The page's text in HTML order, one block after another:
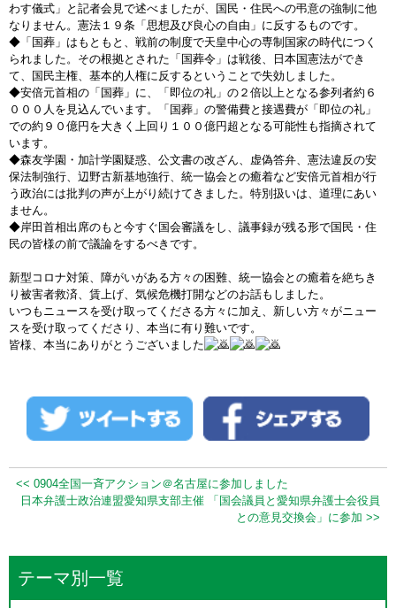
わす儀式」と記者会見で述べましたが、国民・住民への弔意の強制に他
なりません。憲法１９条「思想及び良心の自由」に反するものです。
◆「国葬」はもともと、戦前の制度で天皇中心の専制国家の時代につく
られました。その根拠とされた「国葬令」は戦後、日本国憲法ができ
て、国民主権、基本的人権に反するということで失効しました。
◆安倍元首相の「国葬」に、「即位の礼」の２倍以上となる参列者約６
０００人を見込んでいます。「国葬」の警備費と接遇費が「即位の礼」
での約９０億円を大きく上回り１００億円超となる可能性も指摘されて
います。
◆森友学園・加計学園疑惑、公文書の改ざん、虚偽答弁、憲法違反の安
保法制強行、辺野古新基地強行、統一協会との癒着など安倍元首相が行
う政治には批判の声が上がり続けてきました。特別扱いは、道理にあい
ません。
◆岸田首相出席のもと今すぐ国会審議をし、議事録が残る形で国民・住
民の皆様の前で議論をするべきです。
新型コロナ対策、障がいがある方々の困難、統一協会との癒着を絶ちき
り被害者救済、賃上げ、気候危機打開などのお話もしました。
いつもニュースを受け取ってくださる方々に加え、新しい方々がニュー
スを受け取ってくださり、本当に有り難いです。
皆様、本当にありがとうございました
<< 0904全国一斉アクション＠名古屋に参加しました
日本弁護士政治連盟愛知県支部主催 「国会議員と愛知県弁護士会役員
との意見交換会」に参加 >>
テーマ別一覧